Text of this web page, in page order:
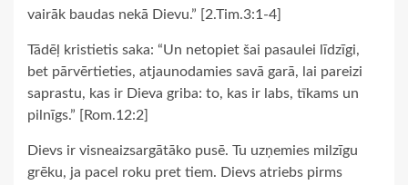
vairāk baudas nekā Dievu.” [2.Tim.3:1-4]
Tādēļ kristietis saka: “Un netopiet šai pasaulei līdzīgi,
bet pārvērtieties, atjaunodamies savā garā, lai pareizi
saprastu, kas ir Dieva griba: to, kas ir labs, tīkams un
pilnīgs.” [Rom.12:2]
Dievs ir visneaizsargātāko pusē. Tu uzņemies milzīgu
grēku, ja pacel roku pret tiem. Dievs atriebs pirms